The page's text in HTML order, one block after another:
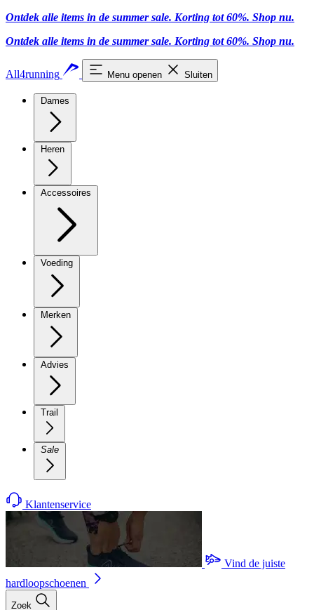
Ontdek alle items in de summer sale. Korting tot 60%. Shop nu.
Ontdek alle items in de summer sale. Korting tot 60%. Shop nu.
All4running Menu openen Sluiten
Dames
Heren
Accessoires
Voeding
Merken
Advies
Trail
Sale
Klantenservice
Vind de juiste
hardloopschoenen
Zoek